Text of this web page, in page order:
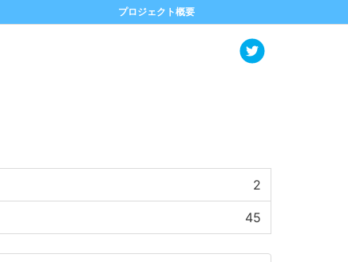
プロジェクト概要
2
45